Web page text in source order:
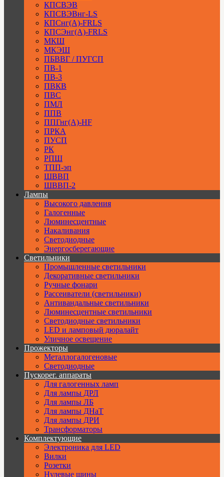
КПСВЭВ
КПСВЭВнг-LS
КПСнг(А)-FRLS
КПСЭнг(А)-FRLS
МКШ
МКЭШ
ПБВВГ / ПУГСП
ПВ-1
ПВ-3
ПВКВ
ПВС
ПМЛ
ППВ
ППГнг(А)-HF
ПРКА
ПУСП
РК
РПШ
ТПП-эп
ШВВП
ШВВП-2
Лампы
Высокого давления
Галогенные
Люминесцентные
Накаливания
Светодиодные
Энергосберегающие
Светильники
Промышленные светильники
Декоративные светильники
Ручные фонари
Рассеиватели (светильники)
Антивандальные светильники
Люминесцентные светильники
Cветодиодные светильники
LED и ламповый дюралайт
Уличное освещение
Прожекторы
Металлогалогеновые
Светодиодные
Пускорег. аппараты
Для галогенных ламп
Для лампы ДРЛ
Для лампы ЛБ
Для лампы ДНаТ
Для лампы ДРИ
Трансформаторы
Комплектующие
Электроника для LED
Вилки
Розетки
Нулевые шины